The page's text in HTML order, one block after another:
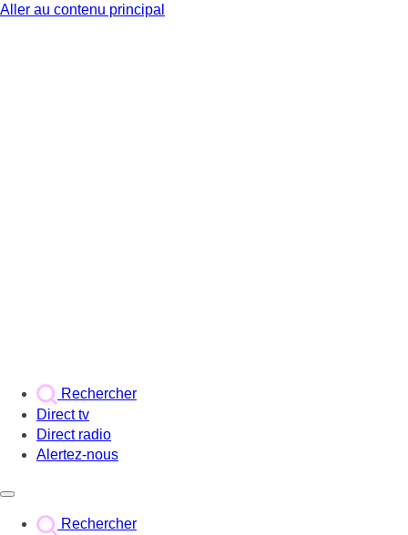
Aller au contenu principal
Rechercher
Direct tv
Direct radio
Alertez-nous
Rechercher